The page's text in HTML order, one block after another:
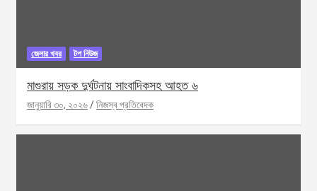
জেলার খবর টপ নিউজ
মাগুরায় সড়ক দুর্ঘটনায় সাংবাদিকসহ আহত ৬
জানুয়ারি ৩০, ২০২৬ নিজস্ব প্রতিবেদক